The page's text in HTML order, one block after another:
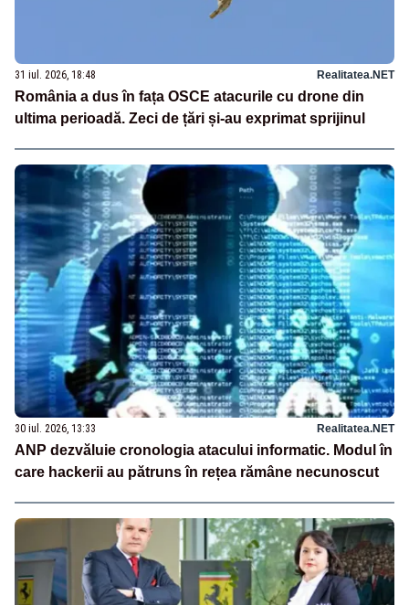
31 iul. 2026, 18:48 Realitatea.NET
România a dus în fața OSCE atacurile cu drone din
ultima perioadă. Zeci de țări și-au exprimat sprijinul
30 iul. 2026, 13:33 Realitatea.NET
ANP dezvăluie cronologia atacului informatic. Modul în
care hackerii au pătruns în rețea rămâne necunoscut